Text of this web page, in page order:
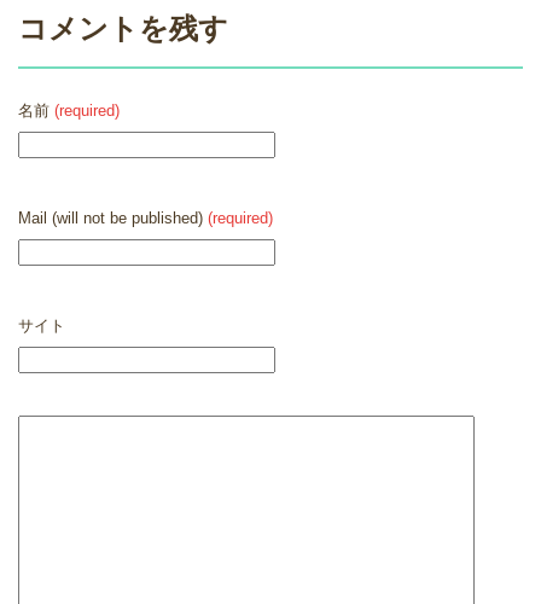
コメントを残す
名前 (required)
Mail (will not be published) (required)
サイト